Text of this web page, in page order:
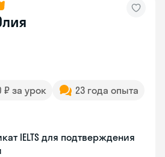
₽ за урок
23 года опыта
IELTS для подтверждения